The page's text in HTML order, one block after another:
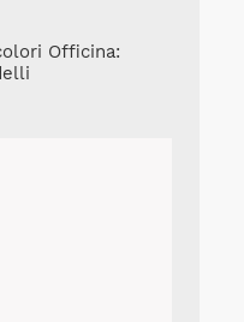
Officina: